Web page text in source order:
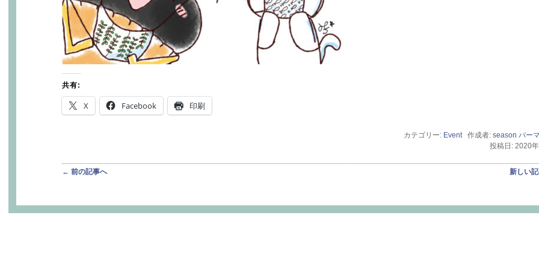
共有:
X Facebook 印刷
カテゴリー: Event作成者:season パー
投稿日: 2020
投稿ナビゲーション
← 前の記事へ 新しい